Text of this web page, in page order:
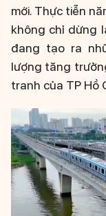
mới. Thực tiễn
không chỉ dừng
đang tạo ra
lượng tăng
tranh của TP Hồ